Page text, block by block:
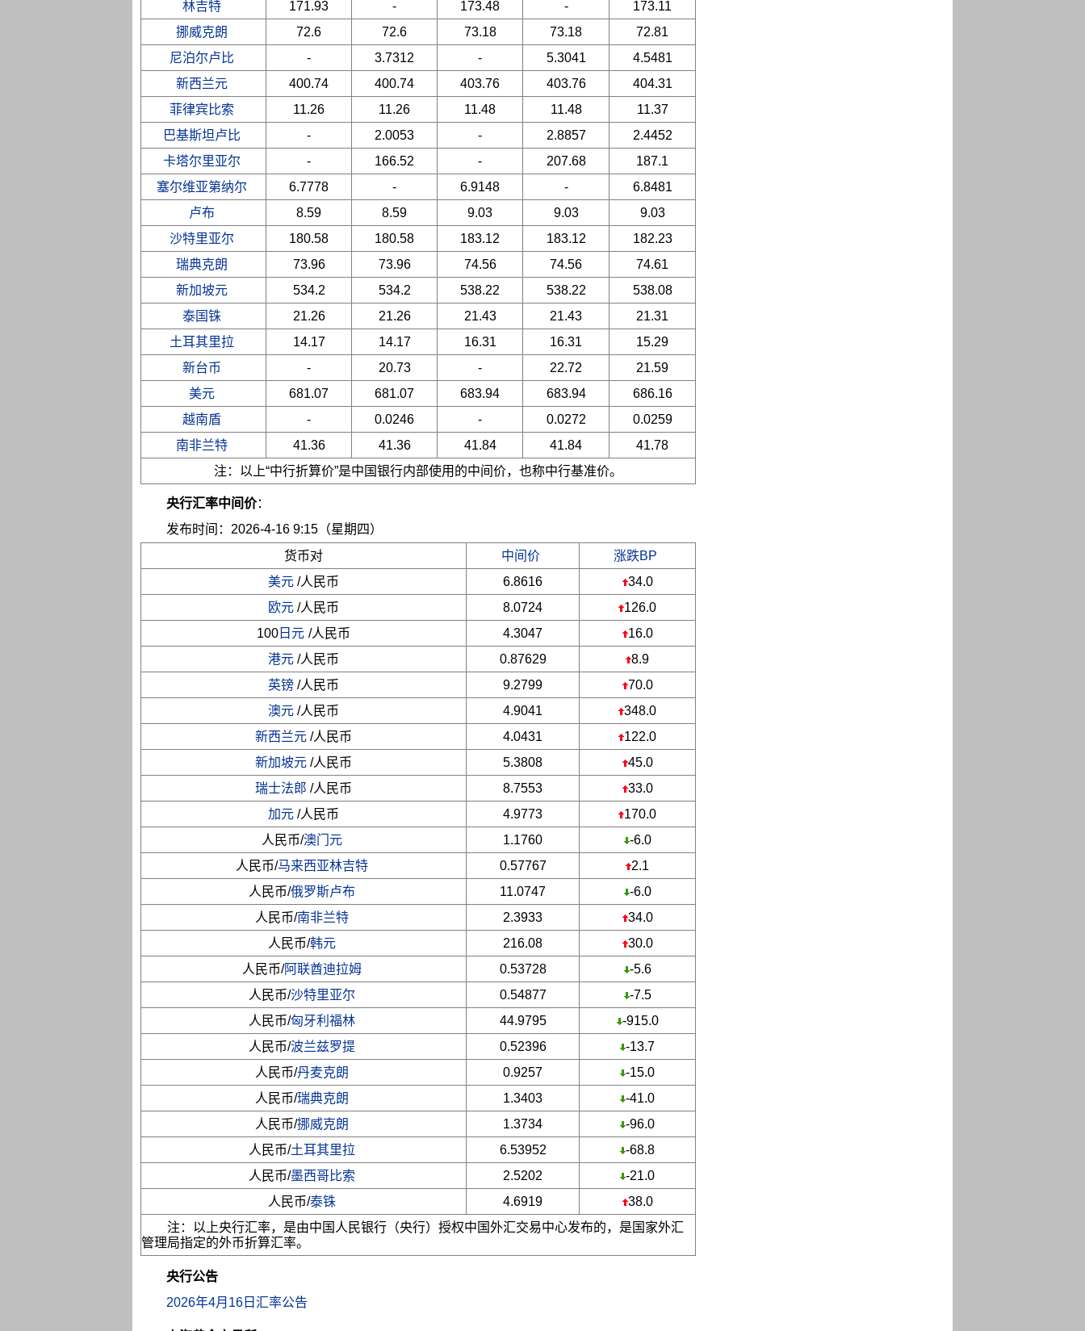
林吉特
171.93 - 173.48 -
173.11
挪威克朗
72.6 72.6 73.18 73.18
72.81
尼泊尔卢比
- 3.7312 - 5.3041
4.5481
新西兰元
400.74 400.74 403.76 403.76
404.31
菲律宾比索
11.26 11.26 11.48 11.48
11.37
巴基斯坦卢比
- 2.0053 - 2.8857
2.4452
卡塔尔里亚尔
- 166.52 - 207.68
187.1
塞尔维亚第纳尔
6.7778 - 6.9148 -
6.8481
卢布
8.59 8.59 9.03 9.03
9.03
沙特里亚尔
180.58 180.58 183.12 183.12
182.23
瑞典克朗
73.96 73.96 74.56 74.56
74.61
新加坡元
534.2 534.2 538.22 538.22
538.08
泰国铢
21.26 21.26 21.43 21.43
21.31
土耳其里拉
14.17 14.17 16.31 16.31
15.29
新台币
- 20.73 - 22.72
21.59
美元
681.07 681.07 683.94 683.94
686.16
越南盾
- 0.0246 - 0.0272
0.0259
南非兰特
41.36 41.36 41.84 41.84
41.78
注：以上“中行折算价”是中国银行内部使用的中间价，也称中行基准价。
央行汇率中间价：
发布时间：2026-4-16 9:15（星期四）
货币对
中间价
涨跌BP
美元 /人民币 6.8616
34.0
欧元 /人民币 8.0724
126.0
100 日元 /人民币 4.3047
16.0
港元 /人民币 0.87629
8.9
英镑 /人民币 9.2799
70.0
澳元 /人民币 4.9041
348.0
新西兰元 /人民币 4.0431
122.0
新加坡元 /人民币 5.3808
45.0
瑞士法郎 /人民币 8.7553
33.0
加元 /人民币 4.9773
170.0
人民币/澳门元 1.1760
-6.0
人民币/马来西亚林吉特 0.57767
2.1
人民币/俄罗斯卢布 11.0747
-6.0
人民币/南非兰特 2.3933
34.0
人民币/韩元 216.08
30.0
人民币/阿联酋迪拉姆 0.53728
-5.6
人民币/沙特里亚尔 0.54877
-7.5
人民币/匈牙利福林 44.9795
-915.0
人民币/波兰兹罗提 0.52396
-13.7
人民币/丹麦克朗 0.9257
-15.0
人民币/瑞典克朗 1.3403
-41.0
人民币/挪威克朗 1.3734
-96.0
人民币/土耳其里拉 6.53952
-68.8
人民币/墨西哥比索 2.5202
-21.0
人民币/泰铢 4.6919
38.0
注：以上央行汇率，是由中国人民银行（央行）授权中国外汇交易中心发布的，是国家外汇
管理局指定的外币折算汇率。
央行公告
2026年4月16日汇率公告